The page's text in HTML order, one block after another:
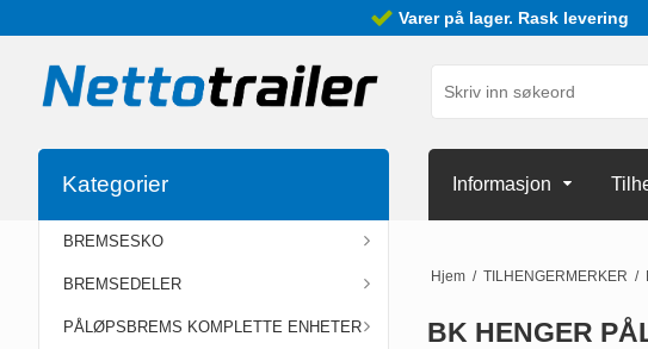
Varer på lager. Rask levering
Informasjon
Kategorier
BREMSESKO
BREMSEDELER
PÅLØPSBREMS KOMPLETTE ENHETER
Hjem / TILHENGERMERKER /
BK HENGER